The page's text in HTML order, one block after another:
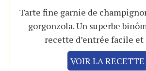
Tarte fine garnie de
gorgonzola. Un superbe
recette d’entrée facile et
VOIR LA RECETTE